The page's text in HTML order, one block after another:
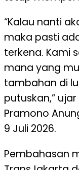
“Kalau nanti
maka pasti
terkena. Kami
mana yang
tambahan di
putuskan,”
Pramono
9 Juli 2026.
Pembahasan